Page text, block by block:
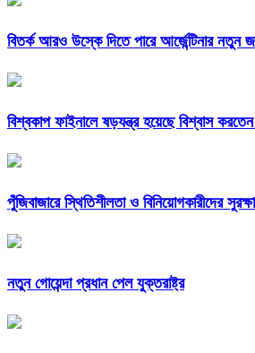
বিতর্ক আরও উস্কে দিতে পারে আর্জেন্টিনার নতুন
বিশ্বকাপ ফাইনালে ষড়যন্ত্র হয়েছে বিশ্বাস করতেন
পুঁজিবাজারে স্থিতিশীলতা ও বিনিয়োগকারীদের
নতুন গোয়েন্দা প্রধান পেল যুক্তরাষ্ট্র